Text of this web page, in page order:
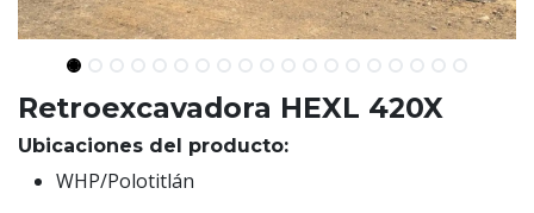
Retroexcavadora HEXL 420X
Ubicaciones del producto:
WHP/Polotitlán